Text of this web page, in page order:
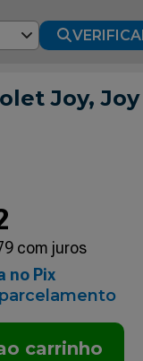
Joy, Joy
com juros
no Pix
carrinho